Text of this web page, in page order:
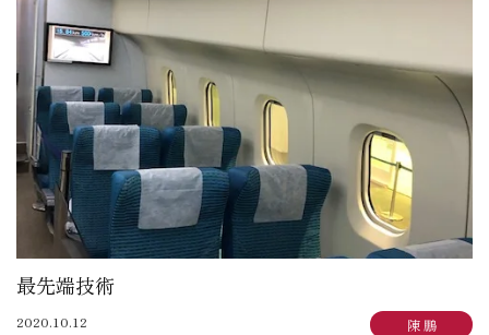
大賀 真寿美：住まいも気持ちもゆったりと
野原 正彦：リフォーム日誌
加田 奈美：子育てママのデザインダイアリー
岩崎 達也：岩ブロ
石渡 秀樹：建築士日記
三俣 忠史：日々記
陳 鵬：陳道中
松本 典朗：近代ホームイズム継承者の気づき
最先端技術
2020.10.12 陳 鵬